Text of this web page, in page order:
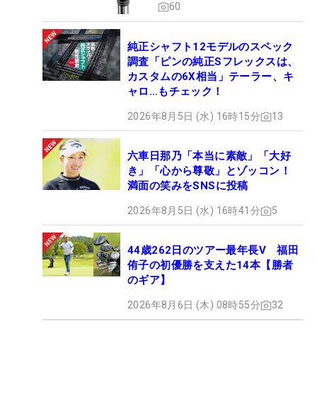
60
純正シャフト12モデルのスペック
調査「ピンの純正Sフレックスは、
カスタムの6X相当」テーラー、キ
ャロ…もチェック！
2026年8月5日 (水) 16時15分 13
六車日那乃「本当に素敵」「大好
き」「心から尊敬」とゾッコン！
満面の笑みをSNSに投稿
2026年8月5日 (水) 16時41分 5
44歳262日のツアー最年長V 福田
侑子の初優勝を支えた14本【勝者
のギア】
2026年8月6日 (木) 08時55分 32